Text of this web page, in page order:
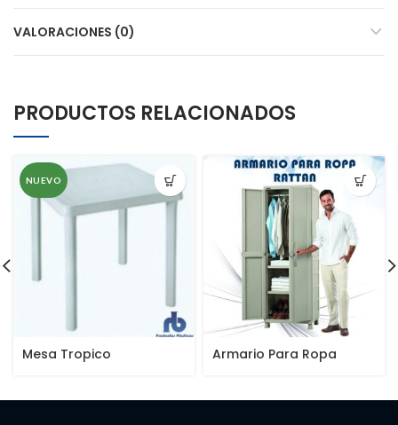
VALORACIONES (0)
PRODUCTOS RELACIONADOS
NUEVO
Mesa Tropico
Armario Para Ropa